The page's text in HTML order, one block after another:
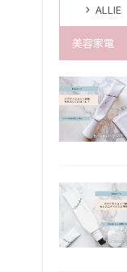
ALLIE
美容家電